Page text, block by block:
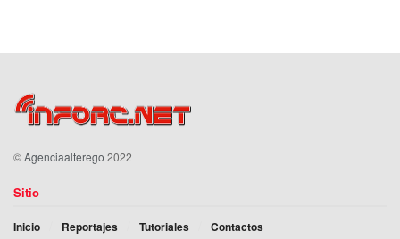
©Agenciaalterego 2022
Sitio
Inicio Reportajes Tutoriales Contactos